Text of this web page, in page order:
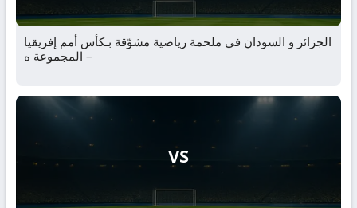
الجزائر و السودان في ملحمة رياضية مشوّقة بـكأس أمم إفريقيا
– المجموعة ه
VS